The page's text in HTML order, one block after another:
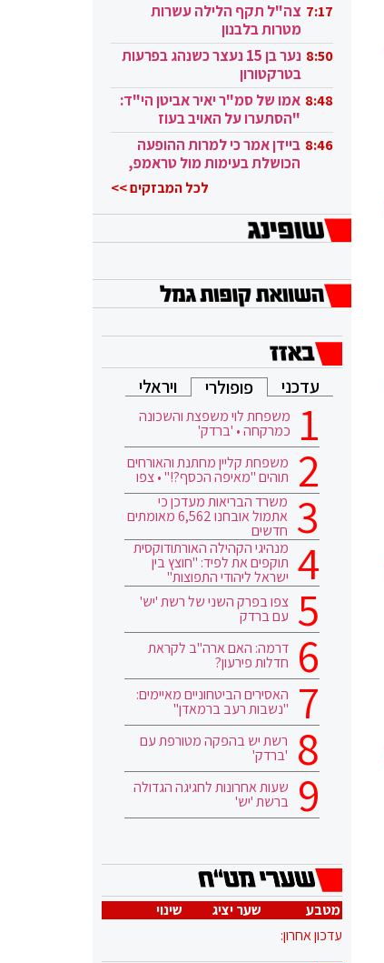
7:17 צה"ל תקף הלילה עשרות
מטרות בלבנון
8:50
נער בן 15 נעצר כשנהג בפרעות
בטרקטורון
8:48 אמו של סמ"ר יאיר אביטן הי"ד:
"הסתערו על האויב בעוז
ובגבורה" 8:46 ביידן אמר כי למרות ההופעה
הכושלת בעימות מול טראמפ,
לכל המבזקים >>
עדכני פופולרי ויראלי
משפחת לוי משפצת והשכונה
כמרקחה • 'ברדק'
משפחת קליין מחתנת והאורחים
תוהים "מאיפה הכסף?!" • צפו
משרד הבריאות מעדכן כי
אתמול אובחנו 6,562 מאומתים
חדשים
מנהיגי הקהילה האורתודוקסית
תוקפים את לפיד: "חוצץ בין
ישראל ליהודי התפוצות"
צפו בפרק השני של רשת 'יש'
עם ברדק
דרמה: האם ארה"ב לקראת
חדלות פירעון?
האסירים הביטחוניים מאיימים:
"נשבות רעב ברמאדן"
רשת יש בהפקה מטורפת עם
'ברדק'
שעות אחרונות לחגיגה הגדולה
ברשת 'יש'
מטבע שער יציג
שינוי
עדכון אחרון: